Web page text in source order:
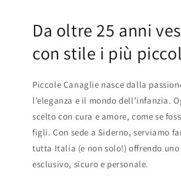
Da oltre 25 anni
con stile i più
Piccole Canaglie nasce dalla
l’eleganza e il mondo dell’infanzia.
scelto con cura e amore, come se
figli. Con sede a Siderno, serviamo
tutta Italia (e non solo!) offrendo uno
esclusivo, sicuro e personale.